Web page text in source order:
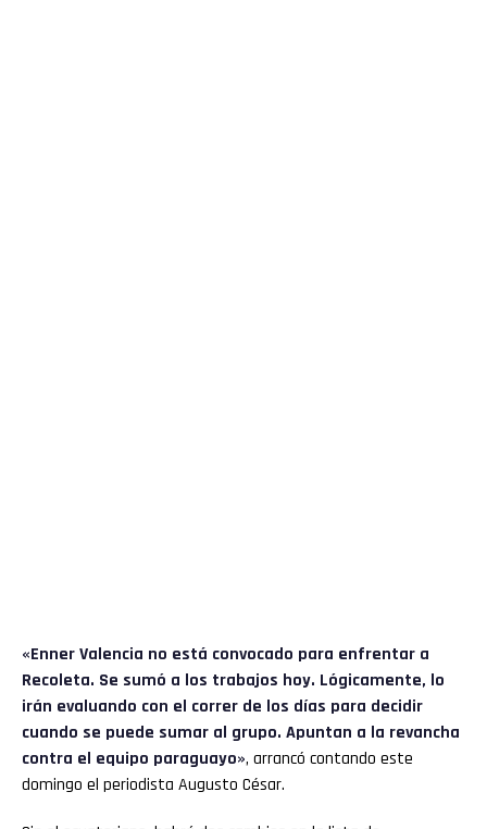
«Enner Valencia no está convocado para enfrentar a
Recoleta. Se sumó a los trabajos hoy. Lógicamente, lo
irán evaluando con el correr de los días para decidir
cuando se puede sumar al grupo. Apuntan a la revancha
contra el equipo paraguayo», arrancó contando este
domingo el periodista Augusto César.